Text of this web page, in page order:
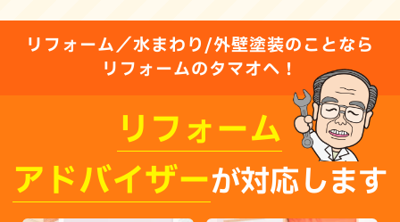
リフォーム／水まわり/外壁塗装のことなら
リフォームのタマオへ！
リフォーム
アドバイザーが対応します